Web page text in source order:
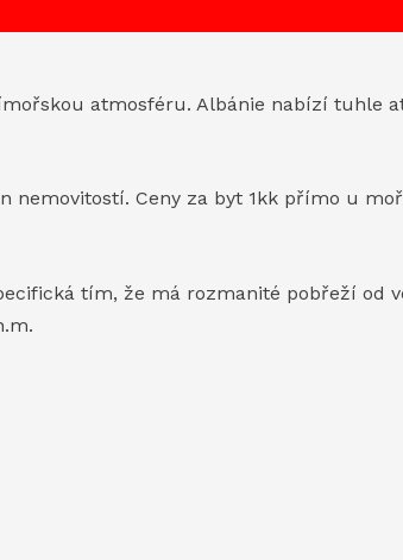
atmosféru. Albánie nabízí tuhle
Ceny za byt 1kk přímo u
tím, že má rozmanité pobřeží od